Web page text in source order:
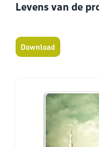
Levens van de
Download